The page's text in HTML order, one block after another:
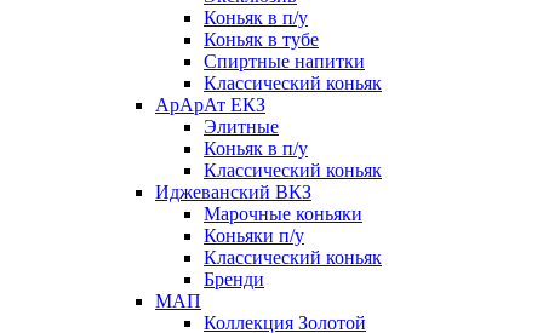
Коньяк в п/у
Коньяк в тубе
Спиртные напитки
Классический коньяк
АрАрАт ЕКЗ
Элитные
Коньяк в п/у
Классический коньяк
Иджеванский ВКЗ
Марочные коньяки
Коньяки п/у
Классический коньяк
Бренди
МАП
Коллекция Золотой